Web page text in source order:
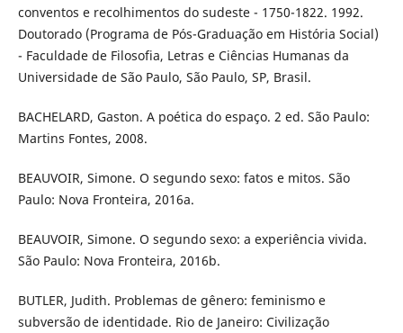
conventos e recolhimentos do sudeste - 1750-1822. 1992.
Doutorado (Programa de Pós-Graduação em História Social)
- Faculdade de Filosofia, Letras e Ciências Humanas da
Universidade de São Paulo, São Paulo, SP, Brasil.
BACHELARD, Gaston. A poética do espaço. 2 ed. São Paulo:
Martins Fontes, 2008.
BEAUVOIR, Simone. O segundo sexo: fatos e mitos. São
Paulo: Nova Fronteira, 2016a.
BEAUVOIR, Simone. O segundo sexo: a experiência vivida.
São Paulo: Nova Fronteira, 2016b.
BUTLER, Judith. Problemas de gênero: feminismo e
subversão de identidade. Rio de Janeiro: Civilização